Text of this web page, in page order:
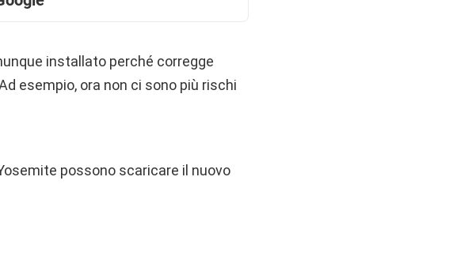
installato perché corregge
esempio, ora non ci sono più rischi
possono scaricare il nuovo